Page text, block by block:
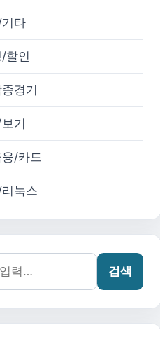
타
할인
경기
기
/카드
눅스
검색